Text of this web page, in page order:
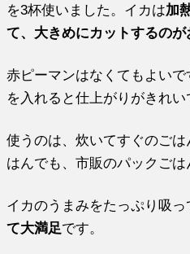
を3杯使いました。イカは加
て、大きめにカットするのが
赤ピーマンはなくてもよい
を入れると仕上がりがきれい
使うのは、炊いてすぐのご
はんでも、市販のパックごは
イカのうまみをたっぷり吸っ
て大満足です。